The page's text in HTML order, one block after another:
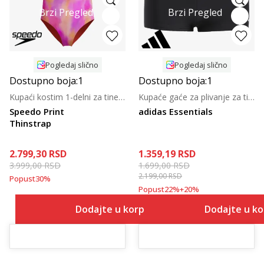
Brzi Pregled
Pogledaj slično
Dostupno boja:1
Speedo Print
Thinstrap
Kupaći kostim 1-delni za tinejdžerke
2.799,30 RSD
3.999,00RSD
Popust30%
Dodajte u korpu
Brzi Pregled
Pogledaj slično
Dostupno boja:1
adidas Essentials
Kupaće gaće za plivanje za tinejdžere
1.359,19 RSD
1.699,00RSD
2.199,00RSD
Popust22%+20%
Dodajte u